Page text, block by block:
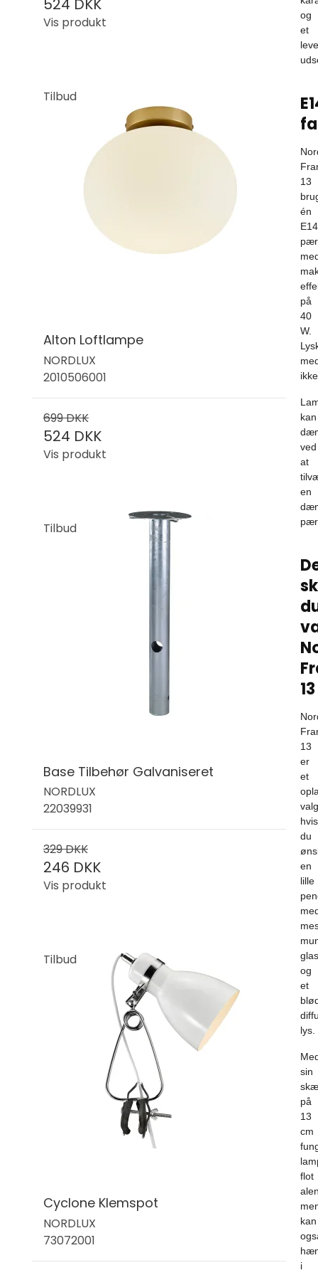
524 DKK
Vis produkt
Tilbud
Alton Loftlampe
NORDLUX
2010506001
699 DKK
524 DKK
Vis produkt
Tilbud
Base Tilbehør Galvaniseret
NORDLUX
22039931
329 DKK
246 DKK
Vis produkt
Tilbud
Cyclone Klemspot
NORDLUX
73072001
og
et
13
én
på
40
W.
kan
ved
at
en
13
13
er
et
hvis
du
en
lille
glas
og
et
lys.
sin
på
13
cm
flot
kan
i